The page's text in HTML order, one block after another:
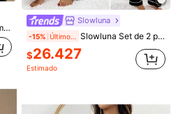
SHEIN Conjunto de 2 piezas de maternidad con función de lactancia, top de manga larga y pantalones largos con cintura ajustable, atuendo casual diario para otoño
Slowluna
-15% Slowluna Set de 2 piezas: Pijama de maternidad informal con chaqueta y ribete de contraste
$26.427
Estimado